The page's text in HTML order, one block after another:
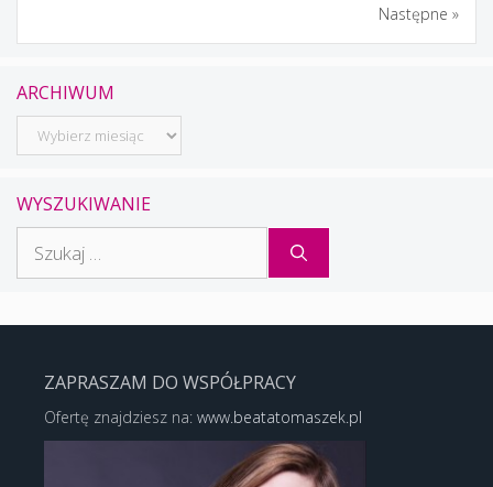
Następne »
ARCHIWUM
Archiwum
WYSZUKIWANIE
ZAPRASZAM DO WSPÓŁPRACY
Ofertę znajdziesz na: www.beatatomaszek.pl